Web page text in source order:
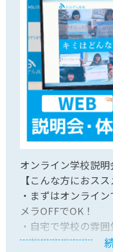
オンライン学校説
【こんな方におスス
・まずはオンライ
メラOFFでOK！
・自宅で学校の雰
・転校するならい